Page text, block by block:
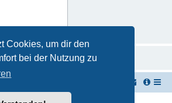
Cookies, um dir den
bei der Nutzung zu